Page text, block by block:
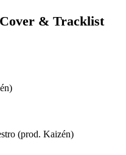
Cover & Tracklist
(prod. Kaizén)